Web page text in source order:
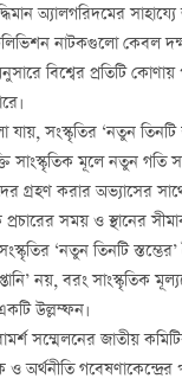
অ্যালগরিদমের
নাটকগুলো কেবল
বিশ্বের প্রতিটি
সংস্কৃতির ‘নতুন তিনটি
সাংস্কৃতিক মূলে নতুন গতি
গ্রহণ করার অভ্যাসের
প্রচারের সময় ও স্থানের
‘নতুন তিনটি
নয়, বরং সাংস্কৃতিক
উল্লম্ফন।
সম্মেলনের জাতীয়
ও অর্থনীতি